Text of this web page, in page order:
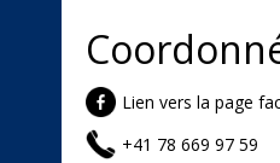
Lien vers la page
+41 78 669 97 59